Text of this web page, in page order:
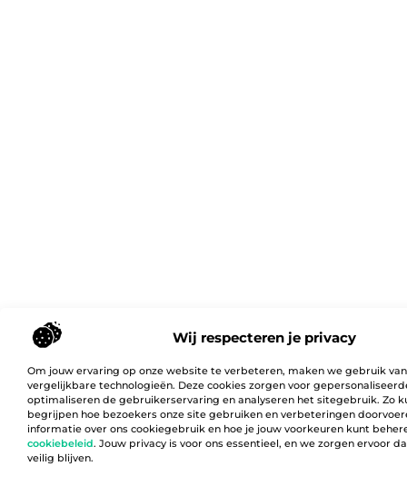
Wij respecteren je privacy
Om jouw ervaring op onze website te verbeteren, maken we gebruik
vergelijkbare technologieën. Deze cookies zorgen voor
optimaliseren de gebruikerservaring en analyseren het sitegebruik. Zo
begrijpen hoe bezoekers onze site gebruiken en verbeteringen
informatie over ons cookiegebruik en hoe je jouw voorkeuren kunt
cookiebeleid. Jouw privacy is voor ons essentieel, en we zorgen ervoor
veilig blijven.